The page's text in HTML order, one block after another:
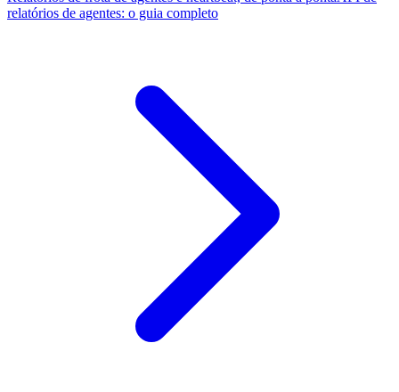
relatórios de agentes: o guia completo